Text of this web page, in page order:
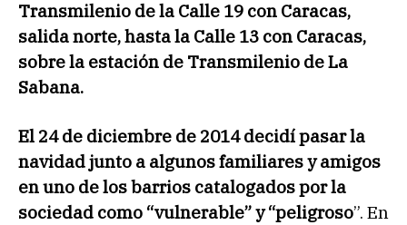
Transmilenio de la Calle 19 con Caracas,
salida norte, hasta la Calle 13 con Caracas,
sobre la estación de Transmilenio de La
Sabana.
El 24 de diciembre de 2014 decidí pasar la
navidad junto a algunos familiares y amigos
en uno de los barrios catalogados por la
sociedad como “vulnerable” y “peligroso”. En